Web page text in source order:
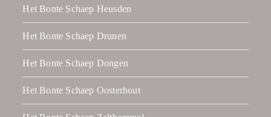
Het Bonte Schaep Heusden
Het Bonte Schaep Drunen
Het Bonte Schaep Dongen
Het Bonte Schaep Oosterhout